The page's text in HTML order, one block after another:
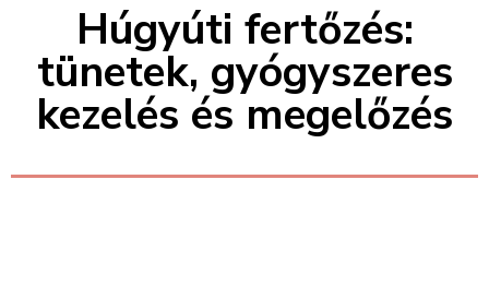
Húgyúti fertőzés:
tünetek, gyógyszeres
kezelés és megelőzés